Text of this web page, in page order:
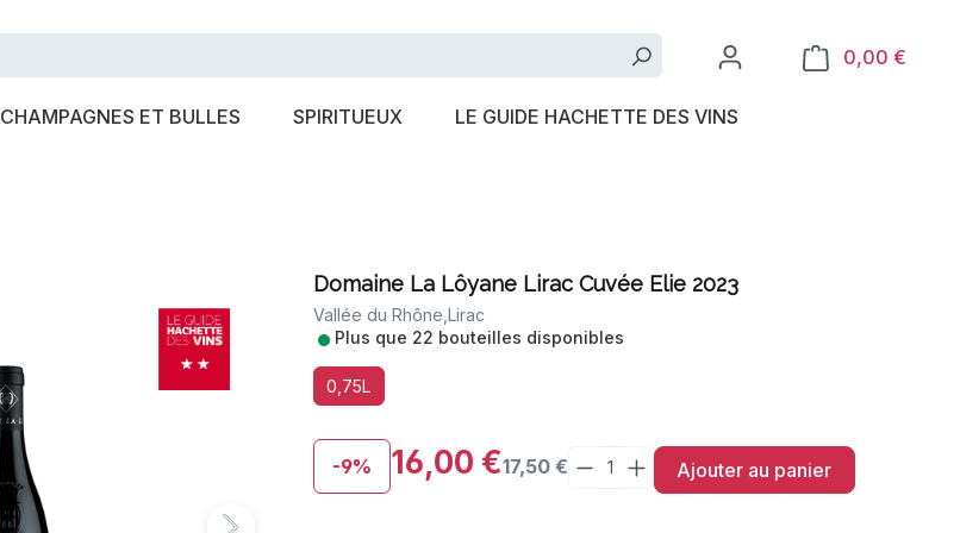
0,00 €
CHAMPAGNES ET BULLES SPIRITUEUX LE GUIDE HACHETTE DES VINS
Domaine La Lôyane Lirac Cuvée Elie 2023
Vallée du Rhône, Lirac
•Plus que 22 bouteilles disponibles
0,75L
-9% 16,00 €17,50 € Ajouter au panier